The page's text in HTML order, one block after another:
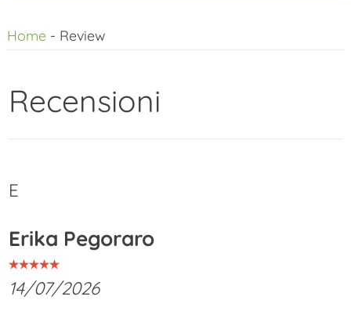
alHome- Review
Recensioni
E
Erika Pegoraro
14/07/2026